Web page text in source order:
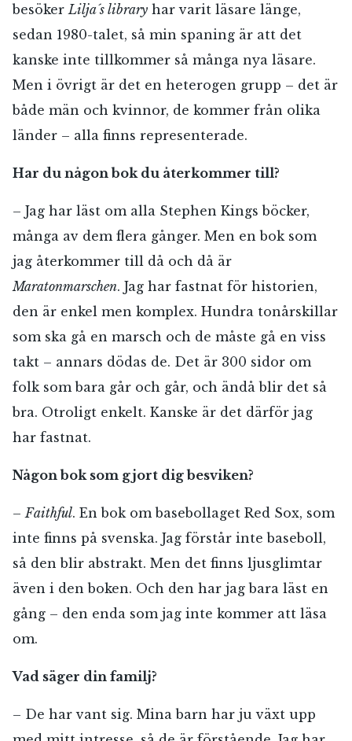
besöker Lilja´s library har varit läsare länge,
sedan 1980-talet, så min spaning är att det
kanske inte tillkommer så många nya läsare.
Men i övrigt är det en heterogen grupp – det är
både män och kvinnor, de kommer från olika
länder – alla finns representerade.
Har du någon bok du återkommer till?
– Jag har läst om alla Stephen Kings böcker,
många av dem flera gånger. Men en bok som
jag återkommer till då och då är
Maratonmarschen. Jag har fastnat för historien,
den är enkel men komplex. Hundra tonårskillar
som ska gå en marsch och de måste gå en viss
takt – annars dödas de. Det är 300 sidor om
folk som bara går och går, och ändå blir det så
bra. Otroligt enkelt. Kanske är det därför jag
har fastnat.
Någon bok som gjort dig besviken?
– Faithful. En bok om basebollaget Red Sox, som
inte finns på svenska. Jag förstår inte baseboll,
så den blir abstrakt. Men det finns ljusglimtar
även i den boken. Och den har jag bara läst en
gång – den enda som jag inte kommer att läsa
om.
Vad säger din familj?
– De har vant sig. Mina barn har ju växt upp